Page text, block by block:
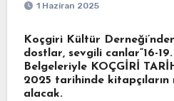
1 Haziran 2025
Koçgiri Kültür
dostlar, sevgili canlar“16-
Belgeleriyle KOÇGİRİ
2025 tarihinde
alacak.